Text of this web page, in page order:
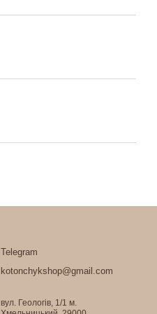
Telegram
kotonchykshop@gmail.com
вул. Геологів, 1/1 м.